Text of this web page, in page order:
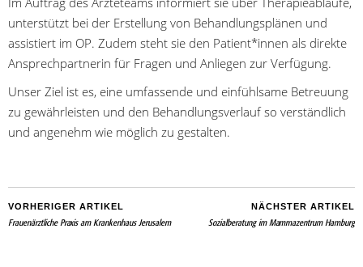
unterstützt bei der Erstellung von Behandlungsplänen und
assistiert im OP. Zudem steht sie den Patient*innen als direkte
Ansprechpartnerin für Fragen und Anliegen zur Verfügung.
Unser Ziel ist es, eine umfassende und einfühlsame Betreuung
zu gewährleisten und den Behandlungsverlauf so verständlich
und angenehm wie möglich zu gestalten.
VORHERIGER ARTIKEL
Frauenärztliche Praxis am Krankenhaus Jerusalem
NÄCHSTER ARTIKEL
Sozialberatung im Mammazentrum Hamburg